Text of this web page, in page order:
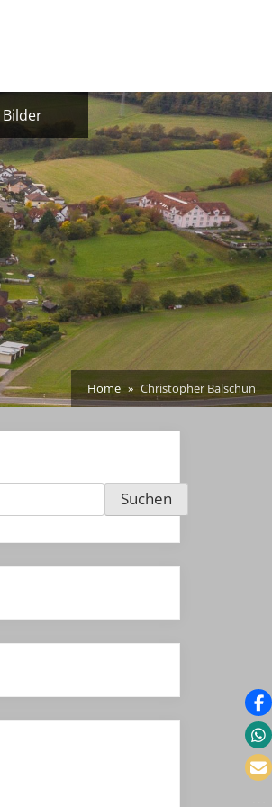
Bilder
Home Christopher Balschun
Suchen